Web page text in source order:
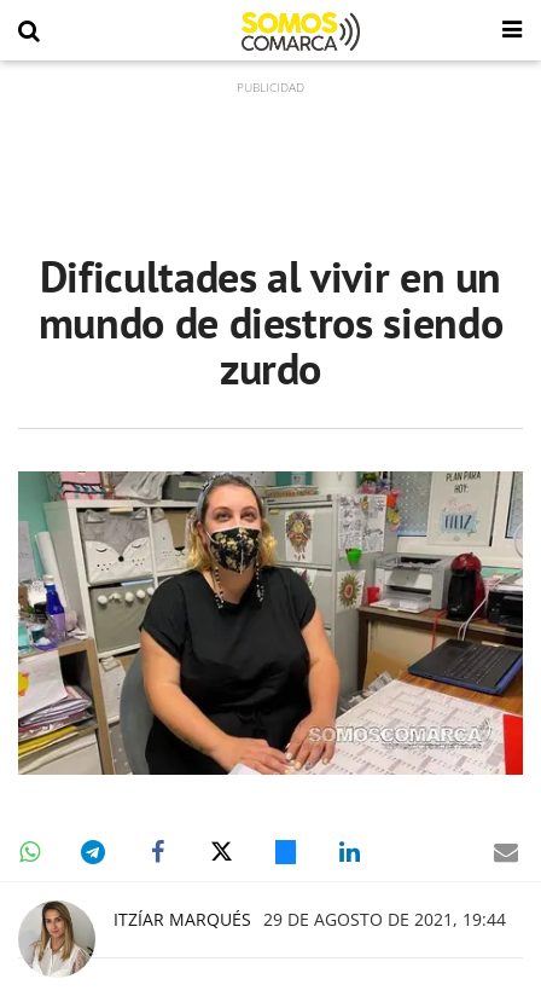
Dificultades al vivir en un
mundo de diestros siendo
zurdo
ITZÍAR MARQUÉS 29 DE AGOSTO DE 2021, 19:44